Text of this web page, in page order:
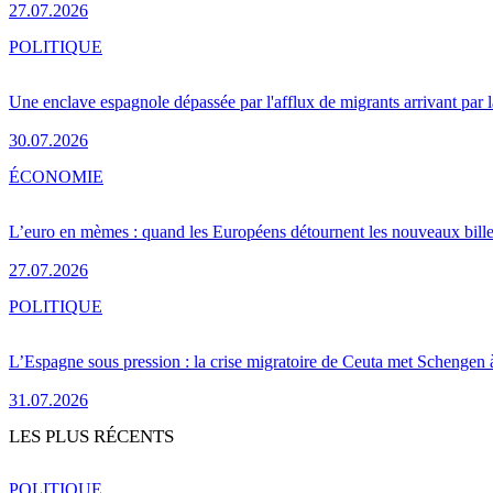
27.07.2026
Une enclave espagnole dépassée par l'afflux de migrants arrivant par
30.07.2026
POLITIQUE
L’euro en mèmes : quand les Européens détournent les nouveaux
27.07.2026
ÉCONOMIE
L’Espagne sous pression : la crise migratoire de Ceuta met Schengen
31.07.2026
POLITIQUE
LES PLUS RÉCENTS
POLITIQUE